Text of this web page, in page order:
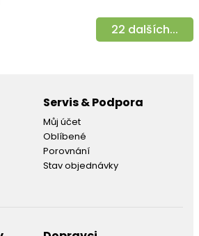
22 dalších...
Servis & Podpora
Můj účet
Oblíbené
Porovnání
Stav objednávky